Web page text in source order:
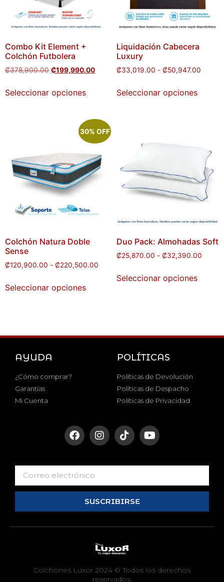
Combo Kit Element +
Colchón Futbolera
₡378,900.00 ₡199,990.00
Seleccionar opciones
Liquidación Cabecera
Luxury
₡33,019.00 - ₡50,947.00
Seleccionar opciones
30% OFF
Colchón Natura Doble
Sense
₡120,900.00 - ₡220,500.00
Seleccionar opciones
Duo Pack: Almohadas Soft
₡25,870.00 - ₡32,390.00
Seleccionar opciones
AYUDA
¿Cómo comprar?
Garantías
Mi Cuenta
POLÍTICAS
Políticas de Devolución
Políticas de Despacho
Políticas de Privacidad
SUSCRIBIRSE
Colchones Luxor 2024 © Todos los derechos
reservados.